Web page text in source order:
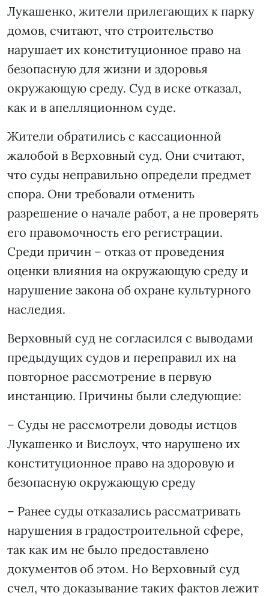
Лукашенко, жители прилегающих к парку
домов, считают, что строительство
нарушает их конституционное право на
безопасную для жизни и здоровья
окружающую среду. Суд в иске отказал,
как и в апелляционном суде.
Жители обратились с кассационной
жалобой в Верховный суд. Они считают,
что суды неправильно определи предмет
спора. Они требовали отменить
разрешение о начале работ, а не проверять
его правомочность его регистрации.
Среди причин – отказ от проведения
оценки влияния на окружающую среду и
нарушение закона об охране культурного
наследия.
Верховный суд не согласился с выводами
предыдущих судов и переправил их на
повторное рассмотрение в первую
инстанцию. Причины были следующие:
– Суды не рассмотрели доводы истцов
Лукашенко и Вислоух, что нарушено их
конституционное право на здоровую и
безопасную окружающую среду
– Ранее суды отказались рассматривать
нарушения в градостроительной сфере,
так как им не было предоставлено
документов об этом. Но Верховный суд
счел, что доказывание таких фактов лежит